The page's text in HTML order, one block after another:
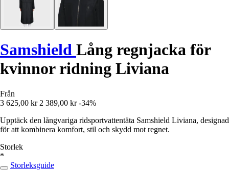
Samshield Lång regnjacka för
kvinnor ridning Liviana
Från
3 625,00 kr 2 389,00 kr -34%
Upptäck den långvariga ridsportvattentäta Samshield Liviana, designad
för att kombinera komfort, stil och skydd mot regnet.
Storlek
*
Storleksguide